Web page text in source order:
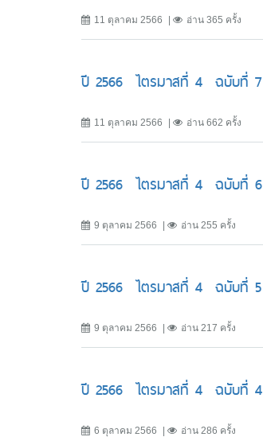
11 ตุลาคม 2566 อ่าน 365 ครั้ง
ปี 2566 ไตรมาสที่ 4 ฉบับที่ 7
11 ตุลาคม 2566 อ่าน 662 ครั้ง
ปี 2566 ไตรมาสที่ 4 ฉบับที่ 6
9 ตุลาคม 2566 อ่าน 255 ครั้ง
ปี 2566 ไตรมาสที่ 4 ฉบับที่ 5
9 ตุลาคม 2566 อ่าน 217 ครั้ง
ปี 2566 ไตรมาสที่ 4 ฉบับที่ 4
6 ตุลาคม 2566 อ่าน 286 ครั้ง